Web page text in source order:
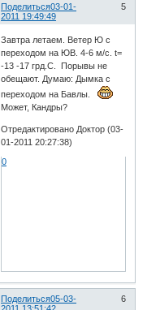
Поделиться 5
03-01-
2011 19:49:49
Завтра летаем. Ветер Ю с
переходом на ЮВ. 4-6 м/с. t=
-13 -17 грд.С. Порывы не
обещают. Думаю: Дымка с
переходом на Бавлы.
Может, Кандры?
Отредактировано Доктор (03-
01-2011 20:27:38)
0
Поделиться 6
05-03-